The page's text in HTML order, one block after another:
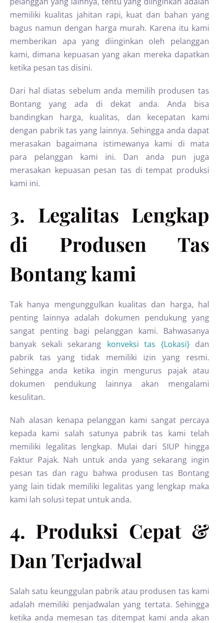
memiliki kualitas jahitan rapi, kuat dan bahan yang
bagus namun dengan harga murah. Karena itu kami
memberikan apa yang diinginkan oleh pelanggan
kami, dimana kepuasan yang akan mereka dapatkan
ketika pesan tas disini.
Dari hal diatas sebelum anda memilih produsen tas
Bontang yang ada di dekat anda. Anda bisa
bandingkan harga, kualitas, dan kecepatan kami
dengan pabrik tas yang lainnya. Sehingga anda dapat
merasakan bagaimana istimewanya kami di mata
para pelanggan kami ini. Dan anda pun juga
merasakan kepuasan pesan tas di tempat produksi
kami ini.
3. Legalitas Lengkap
di Produsen Tas
Bontang kami
Tak hanya mengunggulkan kualitas dan harga, hal
penting lainnya adalah dokumen pendukung yang
sangat penting bagi pelanggan kami. Bahwasanya
banyak sekali sekarang konveksi tas {Lokasi}dan
pabrik tas yang tidak memiliki izin yang resmi.
Sehingga anda ketika ingin mengurus pajak atau
dokumen pendukung lainnya akan mengalami
kesulitan.
Nah alasan kenapa pelanggan kami sangat percaya
kepada kami salah satunya pabrik tas kami telah
memiliki legalitas lengkap. Mulai dari SIUP hingga
Faktur Pajak. Nah untuk anda yang sekarang ingin
pesan tas dan ragu bahwa produsen tas Bontang
yang lain tidak memiliki legalitas yang lengkap maka
kami lah solusi tepat untuk anda.
4. Produksi Cepat &
Dan Terjadwal
Salah satu keunggulan pabrik atau produsen tas kami
adalah memiliki penjadwalan yang tertata. Sehingga
ketika anda memesan tas ditempat kami anda akan